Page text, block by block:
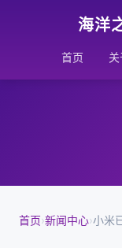
海洋
首页
首页›新闻中心›小米